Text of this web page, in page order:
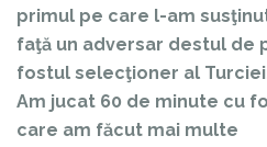
primul pe care l-am
faţă un adversar destul de
fostul selecţioner al
Am jucat 60 de minute cu
care am făcut mai multe